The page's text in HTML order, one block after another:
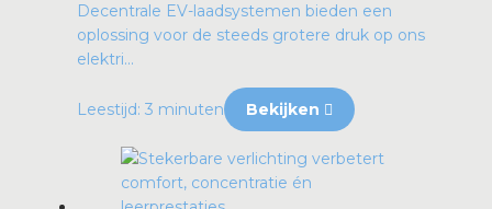
Decentrale EV-laadsystemen bieden een
oplossing voor de steeds grotere druk op ons
elektri...
Leestijd: 3 minuten Bekijken